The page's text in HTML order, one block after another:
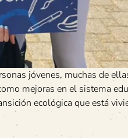
jóvenes, muchas de
mejoras en el sistema
ecológica que está